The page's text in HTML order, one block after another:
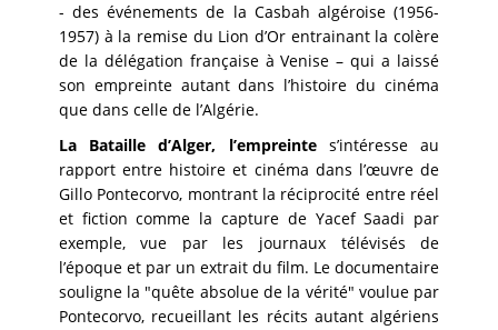
- des événements de la Casbah algéroise (1956-
1957) à la remise du Lion d’Or entrainant la colère
de la délégation française à Venise – qui a laissé
son empreinte autant dans l’histoire du cinéma
que dans celle de l’Algérie.
La Bataille d’Alger, l’empreinte s’intéresse au
rapport entre histoire et cinéma dans l’œuvre de
Gillo Pontecorvo, montrant la réciprocité entre réel
et fiction comme la capture de Yacef Saadi par
exemple, vue par les journaux télévisés de
l’époque et par un extrait du film. Le documentaire
souligne la "quête absolue de la vérité" voulue par
Pontecorvo, recueillant les récits autant algériens